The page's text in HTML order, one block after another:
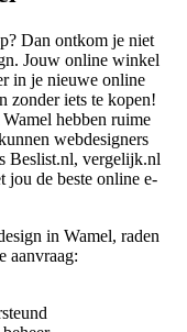
Dan ontkom je niet
Jouw online winkel
in je nieuwe online
zonder iets te kopen!
hebben ruime
webdesigners
Beslist.nl, vergelijk.nl
jou de beste online e-
in Wamel, raden
aanvraag: